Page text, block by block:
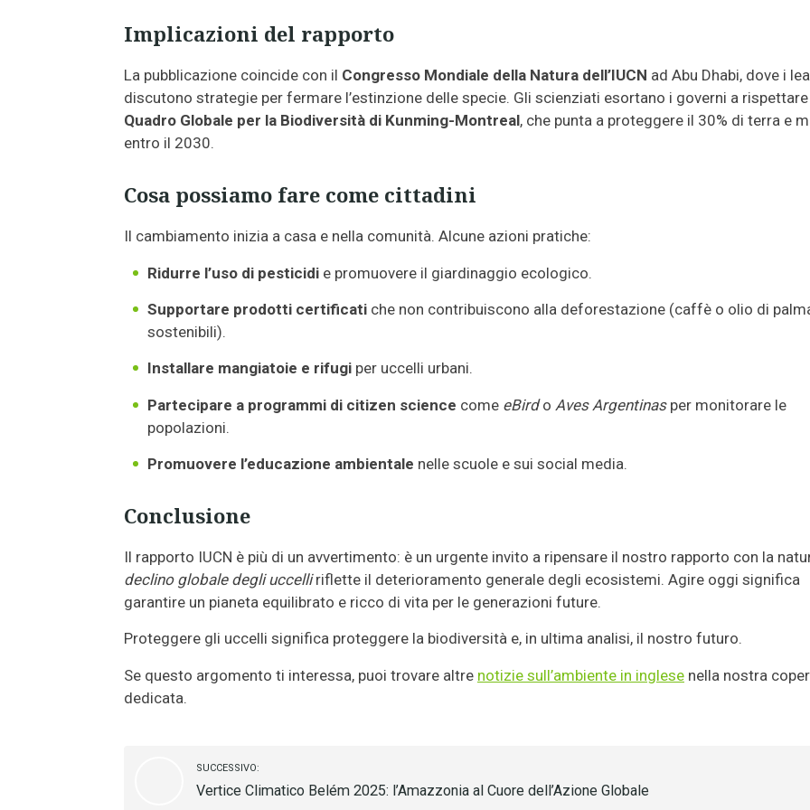
Implicazioni del rapporto
La pubblicazione coincide con il Congresso Mondiale della Natura dell’IUCN ad Abu Dhabi, dove i
discutono strategie per fermare l’estinzione delle specie. Gli scienziati esortano i governi a
Quadro Globale per la Biodiversità di Kunming-Montreal, che punta a proteggere il 30% di terra e
entro il 2030.
Cosa possiamo fare come cittadini
Il cambiamento inizia a casa e nella comunità. Alcune azioni pratiche:
Ridurre l’uso di pesticidi e promuovere il giardinaggio ecologico.
Supportare prodotti certificati che non contribuiscono alla deforestazione (caffè o olio di
sostenibili).
Installare mangiatoie e rifugi per uccelli urbani.
Partecipare a programmi di citizen science come eBirdo Aves Argentinasper monitorare le
popolazioni.
Promuovere l’educazione ambientale nelle scuole e sui social media.
Conclusione
Il rapporto IUCN è più di un avvertimento: è un urgente invito a ripensare il nostro rapporto con la
declino globale degli uccelliriflette il deterioramento generale degli ecosistemi. Agire oggi significa
garantire un pianeta equilibrato e ricco di vita per le generazioni future.
Proteggere gli uccelli significa proteggere la biodiversità e, in ultima analisi, il nostro futuro.
Se questo argomento ti interessa, puoi trovare altre notizie sull’ambiente in inglese nella nostra
dedicata.
SUCCESSIVO:
Vertice Climatico Belém 2025: l’Amazzonia al Cuore dell’Azione Globale